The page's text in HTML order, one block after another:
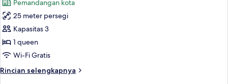
untuk
Kamar
Triple
Comfort,
1
Tempat
Tidur
Pemandangan kota
25 meter persegi
Kapasitas 3
1 queen
Wi-Fi Gratis
Rincian selengkapnya
Rincian